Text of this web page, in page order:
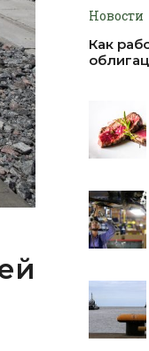
Новости
Как